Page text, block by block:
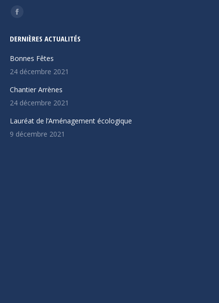
Trouvez nous sur :
La
Facebook
s'ouvre
dans
nouvelle
fenêtre
DERNIÈRES ACTUALITÉS
Bonnes Fêtes
24 décembre 2021
Chantier Arrènes
24 décembre 2021
Lauréat de l’Aménagement écologique
9 décembre 2021